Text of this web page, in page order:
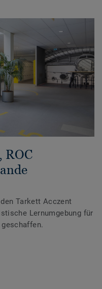
ROC
Tarkett Acczent
Lernumgebung für